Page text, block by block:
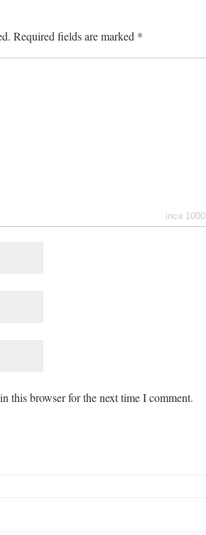
Required fields are marked *
inca 1000
this browser for the next time I comment.